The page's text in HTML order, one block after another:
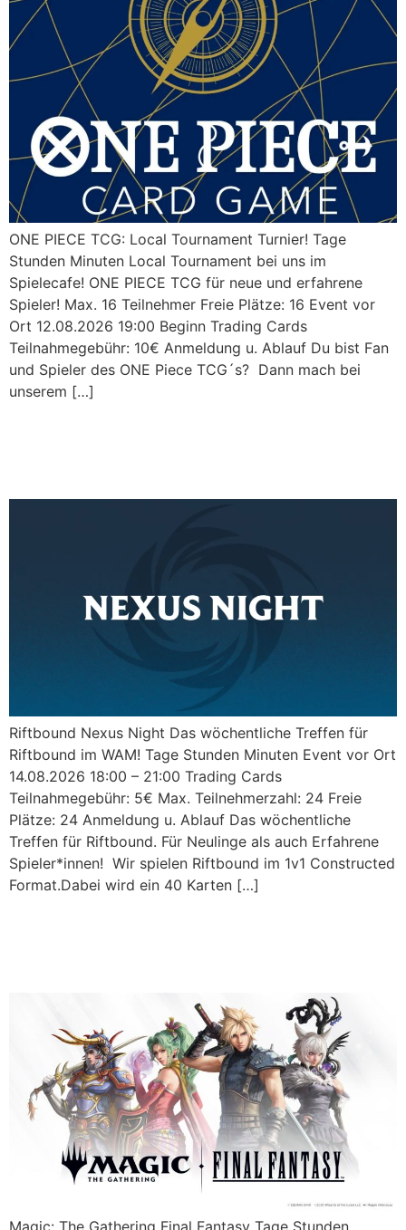
ONE PIECE TCG: Local Tournament Turnier! Tage
Stunden Minuten Local Tournament bei uns im
Spielecafe! ONE PIECE TCG für neue und erfahrene
Spieler! Max. 16 Teilnehmer Freie Plätze: 16 Event vor
Ort 12.08.2026 19:00 Beginn Trading Cards
Teilnahmegebühr: 10€ Anmeldung u. Ablauf Du bist Fan
und Spieler des ONE Piece TCG´s? Dann mach bei
unserem […]
Riftbound Nexus Night Das wöchentliche Treffen für
Riftbound im WAM! Tage Stunden Minuten Event vor Ort
14.08.2026 18:00 – 21:00 Trading Cards
Teilnahmegebühr: 5€ Max. Teilnehmerzahl: 24 Freie
Plätze: 24 Anmeldung u. Ablauf Das wöchentliche
Treffen für Riftbound. Für Neulinge als auch Erfahrene
Spieler*innen! Wir spielen Riftbound im 1v1 Constructed
Format.Dabei wird ein 40 Karten […]